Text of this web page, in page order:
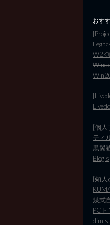
おす
W2K
[個人
ティ
黒翼
Blog
[知人
煤式
PCト
dim's